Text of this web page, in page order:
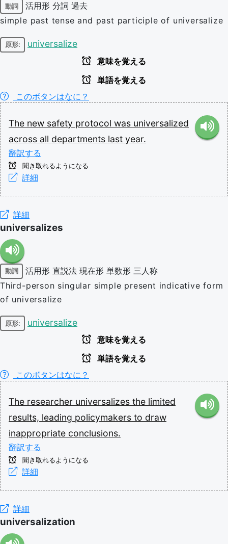
動詞 活用形 分詞 過去
simple past tense and past participle of universalize
原形: universalize
意味を覚える
単語を覚える
このボタンはなに？
The new safety protocol was universalized
across all departments last year.
翻訳する
聞き取れるようになる
詳細
詳細
universalizes
動詞 活用形 直説法 現在形 単数形 三人称
Third-person singular simple present indicative form
of universalize
原形: universalize
意味を覚える
単語を覚える
このボタンはなに？
The researcher universalizes the limited
results, leading policymakers to draw
inappropriate conclusions.
翻訳する
聞き取れるようになる
詳細
詳細
universalization